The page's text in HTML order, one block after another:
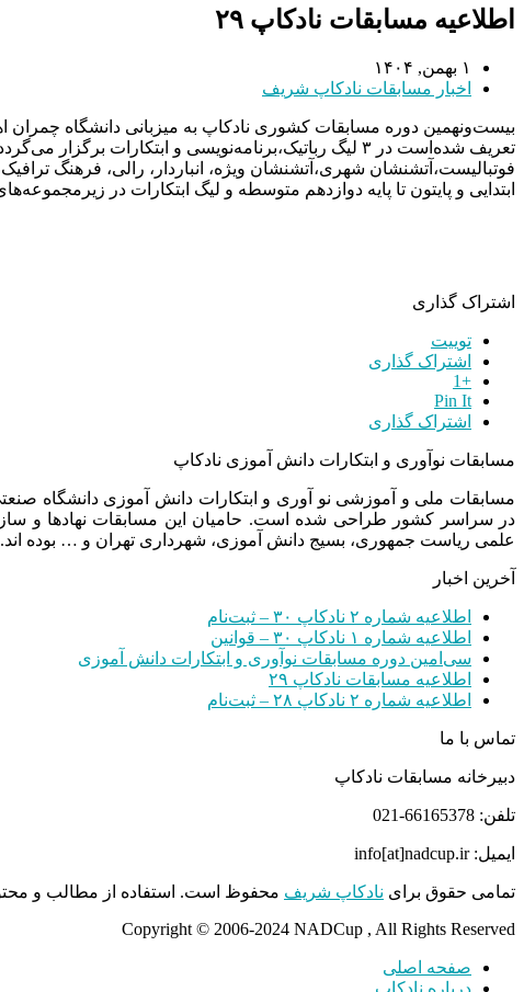
اطلاعیه مسابقات نادکاپ ۲۹
۱ بهمن, ۱۴۰۴
اخبار مسابقات نادکاپ شریف
بیست‌ونهمین دوره مسابقات کشوری نادکاپ به میزبانی دانشگاه چمران اهواز ۲ لغایت ۳ بهمن ماه ۱۴۰۴ برگزار
تعریف شده‌است در ۳ لیگ رباتیک،‌برنامه‌نویسی و ابتکارات برگزار می‌گردد.
فوتبالیست،‌آتشنشان شهری،‌آتشنشان ویژه، انباردار، رالی، فرهنگ
ابتدایی و پایتون تا پایه دوازدهم متوسطه و لیگ ابتکارات در
اشتراک گذاری
توییت
اشتراک گذاری
+1
Pin It
اشتراک گذاری
مسابقات نوآوری و ابتکارات دانش آموزی نادکاپ
مسابقات ملی و آموزشی نو آوری و ابتکارات دانش آموزی دانشگاه
در سراسر کشور طراحی شده است. حامیان این مسابقات نهادها و
علمی ریاست جمهوری، بسیج دانش آموزی، شهرداری تهران و … بوده اند.
آخرین اخبار
اطلاعیه شماره ۲ نادکاپ ۳۰ – ثبت‌نام
اطلاعیه شماره ۱ نادکاپ ۳۰ – قوانین
سی‌امین دوره مسابقات نوآوری و ابتکارات دانش آموزی
اطلاعیه مسابقات نادکاپ ۲۹
اطلاعیه شماره ۲ نادکاپ ۲۸ – ثبت‌نام
تماس با ما
دبیرخانه مسابقات نادکاپ
تلفن: 66165378-021
ایمیل: info[at]nadcup.ir
تمامی حقوق برای نادکاپ شریف محفوظ است. استفاده از مطالب و
Copyright © 2006-2024 NADCup , All Rights Reserved
صفحه اصلی
درباره نادکاپ